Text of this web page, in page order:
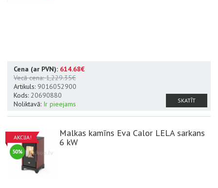
Cena (ar PVN): 614.68€
Vecā cena:1,229.35€
Artikuls: 9016052900
Kods: 20690880
Noliktavā: Ir pieejams SKATĪT
AKCIJA!
50%
Malkas kamīns Eva Calor LELA sarkans
6 kW